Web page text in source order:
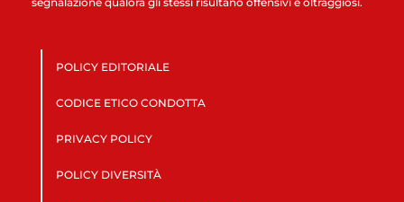
POLICY EDITORIALE
CODICE ETICO CONDOTTA
PRIVACY POLICY
POLICY DIVERSITÀ